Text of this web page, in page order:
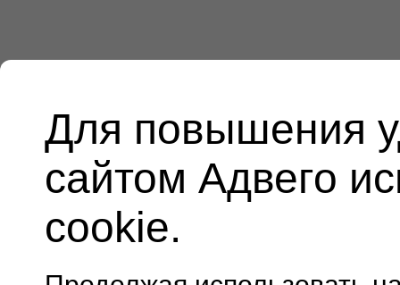
Для повышения
сайтом Адвего
cookie.